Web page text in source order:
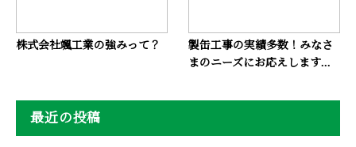
株式会社颯工業の強みって？
製缶工事の実績多数！みなさ
まのニーズにお応えします...
最近の投稿